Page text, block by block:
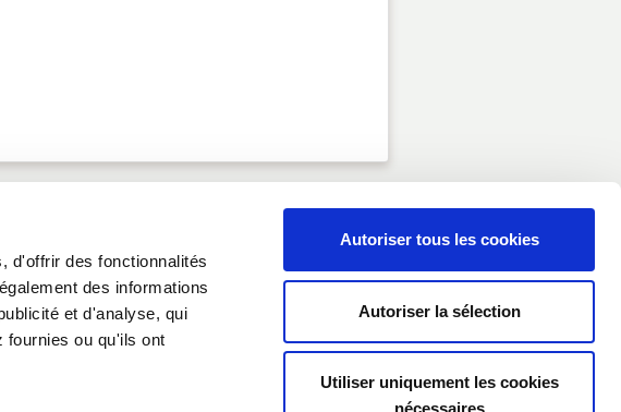
d'offrir des fonctionnalités
des informations
et d'analyse, qui
fournies ou qu'ils ont
Autoriser tous les cookies
Autoriser la sélection
Utiliser uniquement les cookies
nécessaires
Insurance est une dénomination commerciale de P&V,